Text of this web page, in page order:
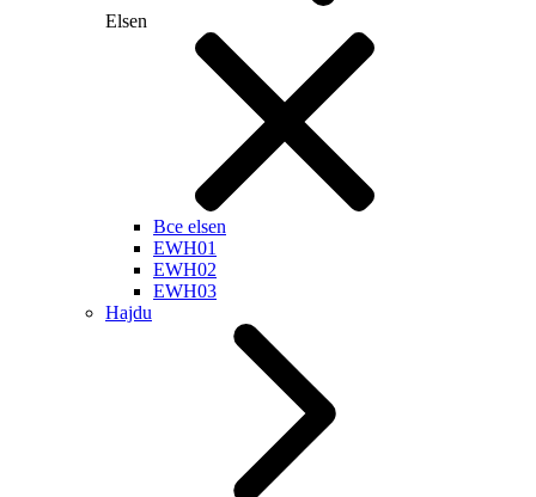
Elsen
Все elsen
EWH01
EWH02
EWH03
Hajdu